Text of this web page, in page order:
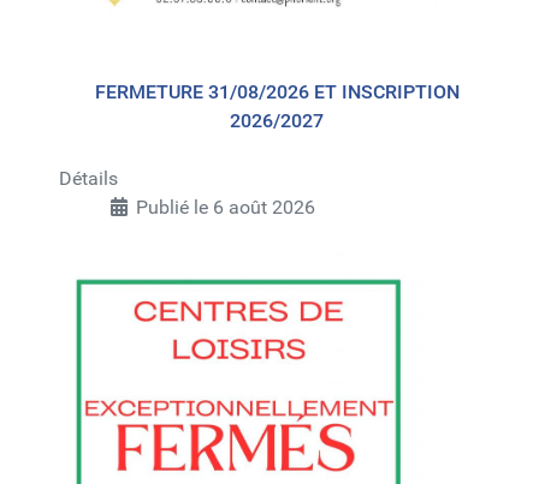
FERMETURE 31/08/2026 ET INSCRIPTION
2026/2027
Détails
Publié le 6 août 2026